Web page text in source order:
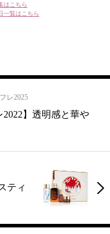
はこちら
一覧はこちら
レ2025
2022】透明感と華や
ティ